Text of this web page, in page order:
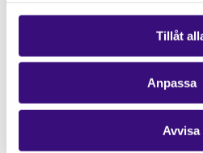
Tillåt
Anpassa
Avvisa
Vad finns det för olika sätt att
Du kan vara medlem i
för en rättvis värld genom
själv hur mycket du vill stötta med.
månadsbeloppet går till